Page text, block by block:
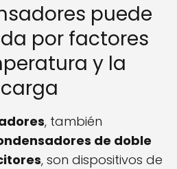
puede
por factores
y la
, también
de doble
, son dispositivos de